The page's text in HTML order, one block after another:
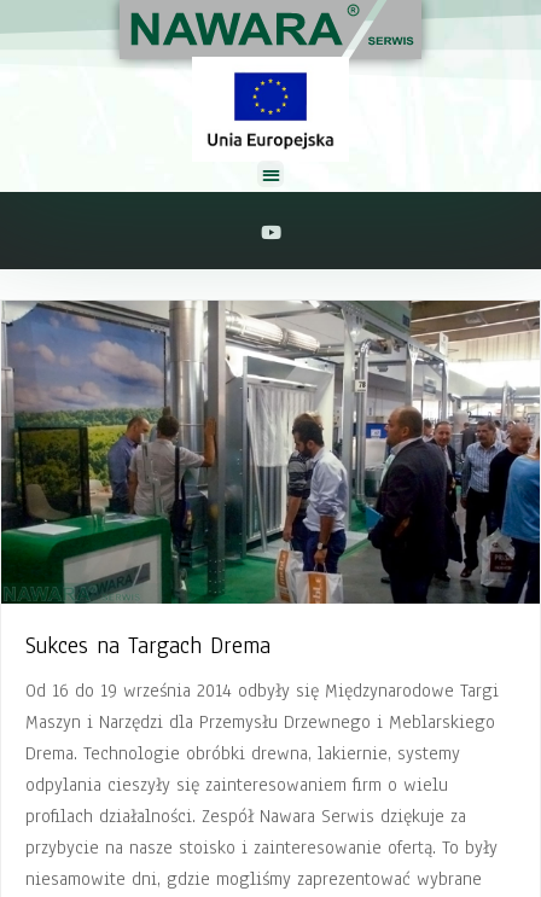
Sukces na Targach Drema
Od 16 do 19 września 2014 odbyły się Międzynarodowe Targi
Maszyn i Narzędzi dla Przemysłu Drzewnego i Meblarskiego
Drema. Technologie obróbki drewna, lakiernie, systemy
odpylania cieszyły się zainteresowaniem firm o wielu
profilach działalności. Zespół Nawara Serwis dziękuje za
przybycie na nasze stoisko i zainteresowanie ofertą. To były
niesamowite dni, gdzie mogliśmy zaprezentować wybrane